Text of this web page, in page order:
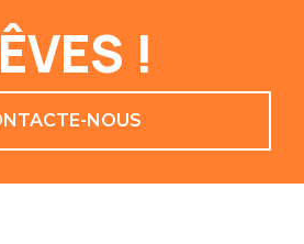
!
NOUS